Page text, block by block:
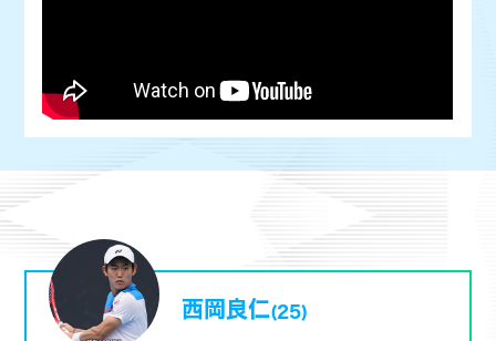
西岡良仁(25)